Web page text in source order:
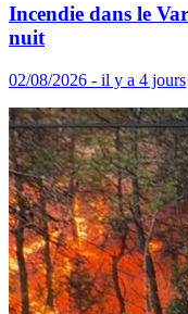
Incendie dans le
nuit
02/08/2026 - il y a 4 jours